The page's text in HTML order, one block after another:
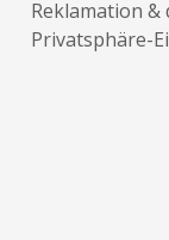
Reklamation &
Privatsphäre-